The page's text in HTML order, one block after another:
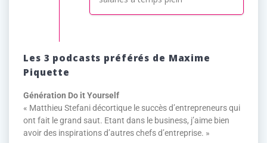
Les 3 podcasts préférés de Maxime
Piquette
Génération Do it Yourself
« Matthieu Stefani décortique le succès d’entrepreneurs qui
ont fait le grand saut. Etant dans le business, j’aime bien
avoir des inspirations d’autres chefs d’entreprise. »